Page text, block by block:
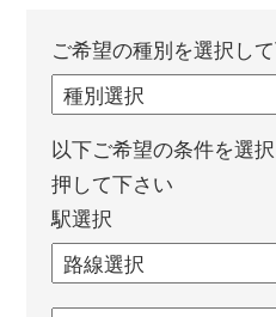
ご希望の種別を選択し
以下ご希望の条件を選
押して下さい
駅選択